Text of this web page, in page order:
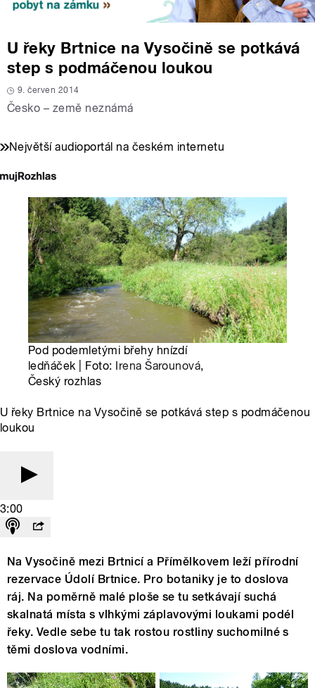
U řeky Brtnice na Vysočině se potkává
step s podmáčenou loukou
9. červen 2014
Česko – země neznámá
Největší audioportál na českém internetu
Pod podemletými břehy hnízdí
ledňáček | Foto: Irena Šarounová,
Český rozhlas
U řeky Brtnice na Vysočině se potkává step s podmáčenou
loukou
3:00
Na Vysočině mezi Brtnicí a Přímělkovem leží přírodní
rezervace Údolí Brtnice. Pro botaniky je to doslova
ráj. Na poměrně malé ploše se tu setkávají suchá
skalnatá místa s vlhkými záplavovými loukami podél
řeky. Vedle sebe tu tak rostou rostliny suchomilné s
těmi doslova vodními.